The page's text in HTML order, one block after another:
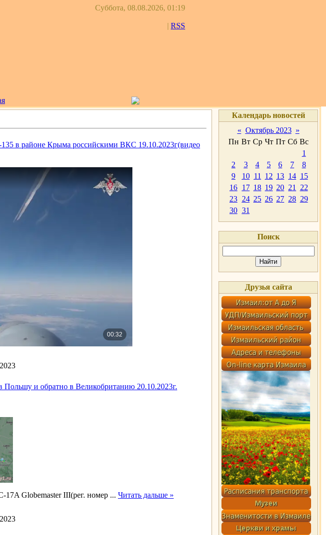
Суббота, 08.08.2026, 01:19
| RSS
135 в районе Крыма российскими ВКС 19.10.2023г(видео
Польшу и обратно в Великобританию 20.10.2023г.
Globemaster III(рег. номер ... Читать дальше »
Календарь новостей
« Октябрь 2023 »
Пн Вт Ср Чт Пт Сб Вс
1
2
3 4 5 6 7
8
9
10 11 12 13 14 15
16 17 18 19 20 21
22
23 24 25 26 27 28 29
30 31
Поиск
Друзья сайта